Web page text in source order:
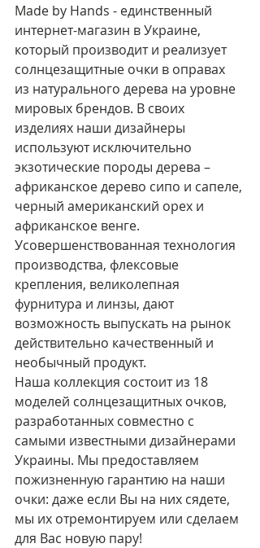
Made by Hands - единственный
интернет-магазин в Украине,
который производит и реализует
солнцезащитные очки в оправах
из натурального дерева на уровне
мировых брендов. В своих
изделиях наши дизайнеры
используют исключительно
экзотические породы дерева –
африканское дерево сипо и сапеле,
черный американский орех и
африканское венге.
Усовершенствованная технология
производства, флексовые
крепления, великолепная
фурнитура и линзы, дают
возможность выпускать на рынок
действительно качественный и
необычный продукт.
Наша коллекция состоит из 18
моделей солнцезащитных очков,
разработанных совместно с
самыми известными дизайнерами
Украины. Мы предоставляем
пожизненную гарантию на наши
очки: даже если Вы на них сядете,
мы их отремонтируем или сделаем
для Вас новую пару!